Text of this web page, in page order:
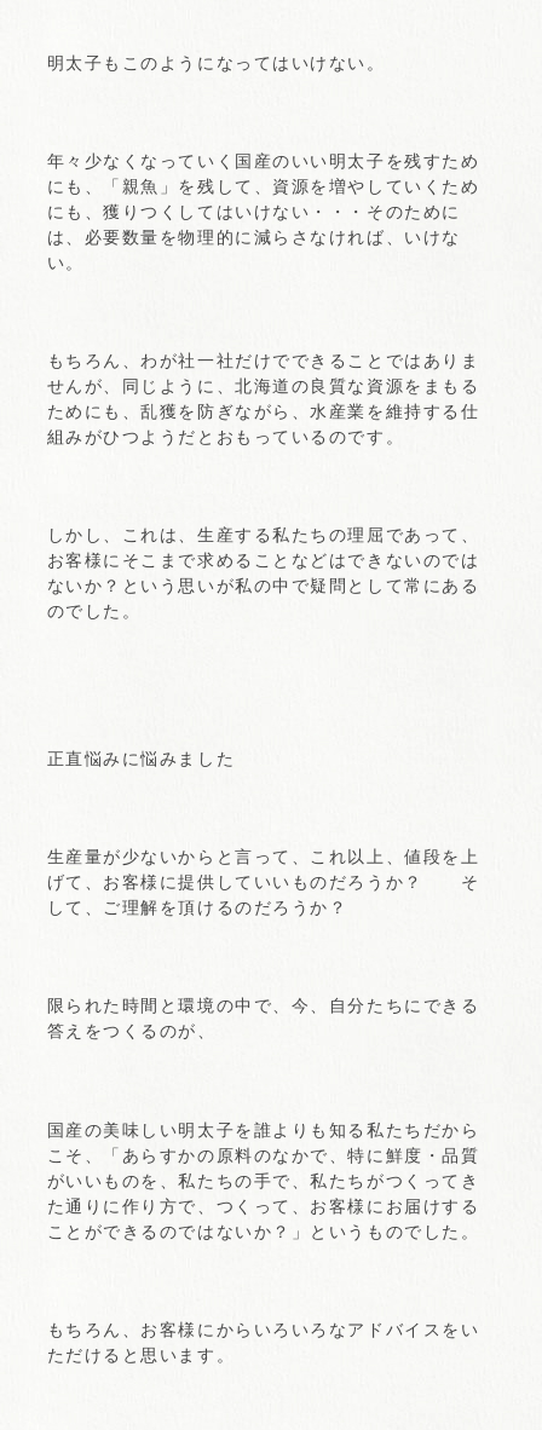
明太子もこのようになってはいけない。
年々少なくなっていく国産のいい明太子を残すため
にも、「親魚」を残して、資源を増やしていくため
にも、獲りつくしてはいけない・・・そのために
は、必要数量を物理的に減らさなければ、いけな
い。
もちろん、わが社一社だけでできることではありま
せんが、同じように、北海道の良質な資源をまもる
ためにも、乱獲を防ぎながら、水産業を維持する仕
組みがひつようだとおもっているのです。
しかし、これは、生産する私たちの理屈であって、
お客様にそこまで求めることなどはできないのでは
ないか？という思いが私の中で疑問として常にある
のでした。
正直悩みに悩みました
生産量が少ないからと言って、これ以上、値段を上
げて、お客様に提供していいものだろうか？ そ
して、ご理解を頂けるのだろうか？
限られた時間と環境の中で、今、自分たちにできる
答えをつくるのが、
国産の美味しい明太子を誰よりも知る私たちだから
こそ、「あらすかの原料のなかで、特に鮮度・品質
がいいものを、私たちの手で、私たちがつくってき
た通りに作り方で、つくって、お客様にお届けする
ことができるのではないか？」というものでした。
もちろん、お客様にからいろいろなアドバイスをい
ただけると思います。